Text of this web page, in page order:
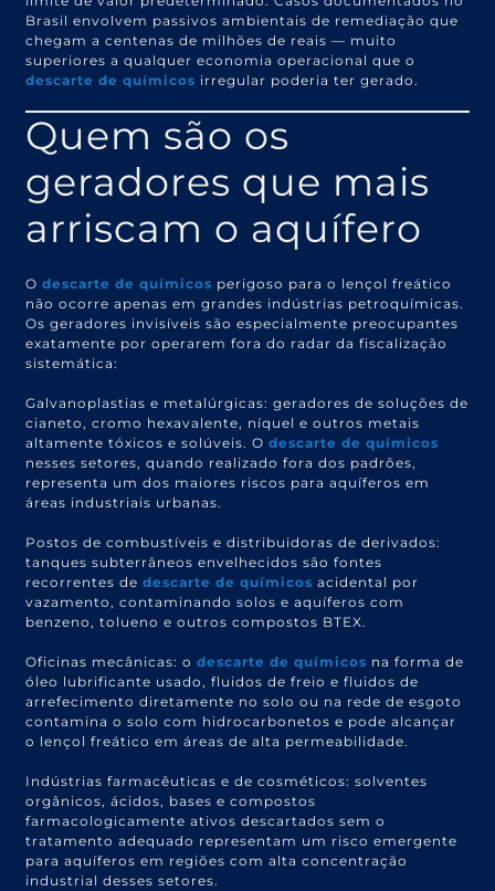
Brasil envolvem passivos ambientais de remediação que
chegam a centenas de milhões de reais — muito
superiores a qualquer economia operacional que o
descarte de químicos irregular poderia ter gerado.
Quem são os
geradores que mais
arriscam o aquífero
Odescarte de químicos perigoso para o lençol freático
não ocorre apenas em grandes indústrias petroquímicas.
Os geradores invisíveis são especialmente preocupantes
exatamente por operarem fora do radar da fiscalização
sistemática:
Galvanoplastias e metalúrgicas: geradores de soluções de
cianeto, cromo hexavalente, níquel e outros metais
altamente tóxicos e solúveis. Odescarte de químicos
nesses setores, quando realizado fora dos padrões,
representa um dos maiores riscos para aquíferos em
áreas industriais urbanas.
Postos de combustíveis e distribuidoras de derivados:
tanques subterrâneos envelhecidos são fontes
recorrentes dedescarte de químicos acidental por
vazamento, contaminando solos e aquíferos com
benzeno, tolueno e outros compostos BTEX.
Oficinas mecânicas: odescarte de químicos na forma de
óleo lubrificante usado, fluidos de freio e fluidos de
arrefecimento diretamente no solo ou na rede de esgoto
contamina o solo com hidrocarbonetos e pode alcançar
o lençol freático em áreas de alta permeabilidade.
Indústrias farmacêuticas e de cosméticos: solventes
orgânicos, ácidos, bases e compostos
farmacologicamente ativos descartados sem o
tratamento adequado representam um risco emergente
para aquíferos em regiões com alta concentração
industrial desses setores.